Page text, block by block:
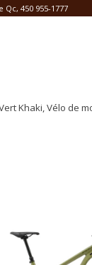
450 955-1777
Khaki, Vélo de